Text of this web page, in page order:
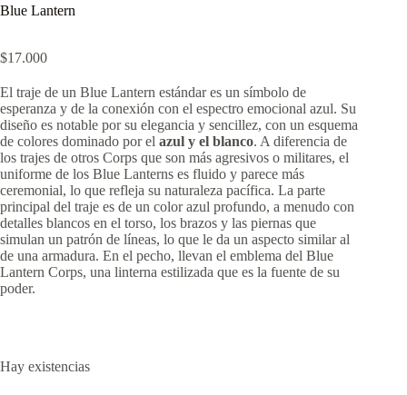
Blue Lantern
$17.000
El traje de un Blue Lantern estándar es un símbolo de
esperanza y de la conexión con el espectro emocional azul. Su
diseño es notable por su elegancia y sencillez, con un esquema
de colores dominado por el azul y el blanco. A diferencia de
los trajes de otros Corps que son más agresivos o militares, el
uniforme de los Blue Lanterns es fluido y parece más
ceremonial, lo que refleja su naturaleza pacífica. La parte
principal del traje es de un color azul profundo, a menudo con
detalles blancos en el torso, los brazos y las piernas que
simulan un patrón de líneas, lo que le da un aspecto similar al
de una armadura. En el pecho, llevan el emblema del Blue
Lantern Corps, una linterna estilizada que es la fuente de su
poder.
Hay existencias